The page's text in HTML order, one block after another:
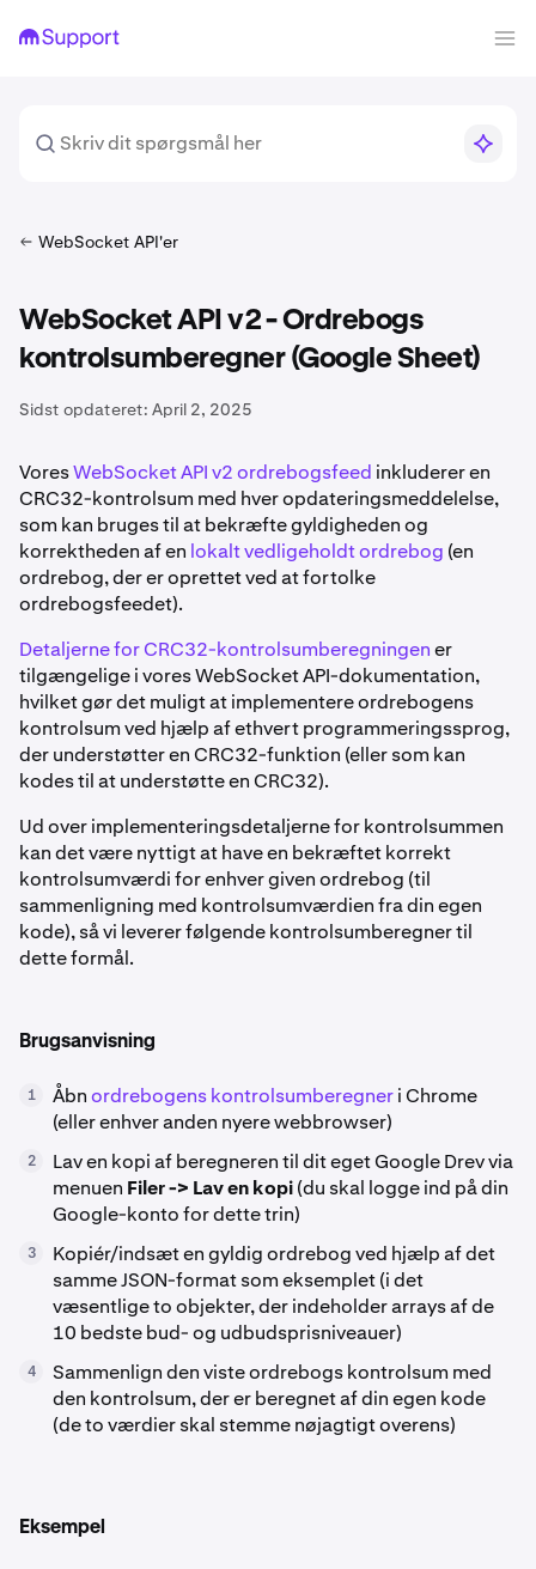
WebSocket API'er
WebSocket API v2 - Ordrebogs
kontrolsumberegner (Google Sheet)
Sidst opdateret: April 2, 2025
VoresWebSocket API v2 ordrebogsfeed inkluderer en
CRC32-kontrolsum med hver opdateringsmeddelelse,
som kan bruges til at bekræfte gyldigheden og
korrektheden af en lokalt vedligeholdt ordrebog (en
ordrebog, der er oprettet ved at fortolke
ordrebogsfeedet).
Detaljerne for CRC32-kontrolsumberegningener
tilgængelige i vores WebSocket API-dokumentation,
hvilket gør det muligt at implementere ordrebogens
kontrolsum ved hjælp af ethvert programmeringssprog,
der understøtter en CRC32-funktion (eller som kan
kodes til at understøtte en CRC32).
Ud over implementeringsdetaljerne for kontrolsummen
kan det være nyttigt at have en bekræftet korrekt
kontrolsumværdi for enhver given ordrebog (til
sammenligning med kontrolsumværdien fra din egen
kode), så vi leverer følgende kontrolsumberegner til
dette formål.
Brugsanvisning
1 Åbnordrebogens kontrolsumberegneri Chrome
(eller enhver anden nyere webbrowser)
2
Lav en kopi af beregneren til dit eget Google Drev via
menuen Filer -> Lav en kopi(du skal logge ind på din
Google-konto for dette trin)
3
Kopiér/indsæt en gyldig ordrebog ved hjælp af det
samme JSON-format som eksemplet (i det
væsentlige to objekter, der indeholder arrays af de
10 bedste bud- og udbudsprisniveauer)
4
Sammenlign den viste ordrebogs kontrolsum med
den kontrolsum, der er beregnet af din egen kode
(de to værdier skal stemme nøjagtigt overens)
Eksempel